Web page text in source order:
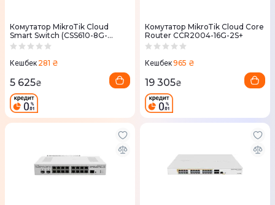
Комутатор MikroTik Cloud
Smart Switch (CSS610-8G-
2S+IN)
Кешбек 281 ₴
5 625₴
Комутатор MikroTik Cloud Core
Router CCR2004-16G-2S+
Кешбек965 ₴
19 305₴